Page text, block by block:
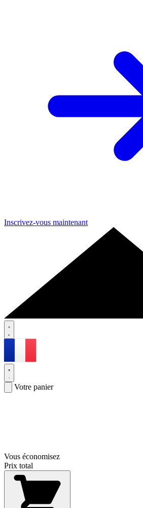
Inscrivez-vous maintenant
Votre panier
Vous économisez
Prix total